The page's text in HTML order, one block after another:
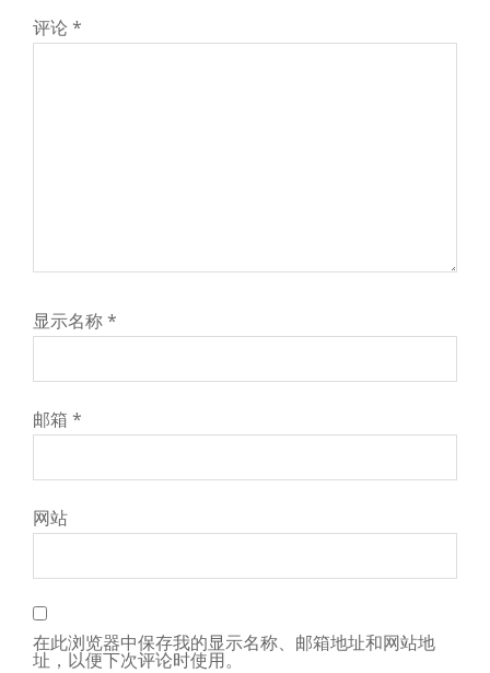
评论 *
显示名称*
邮箱 *
网站
在此浏览器中保存我的显示名称、邮箱地址和网站地
址，以便下次评论时使用。